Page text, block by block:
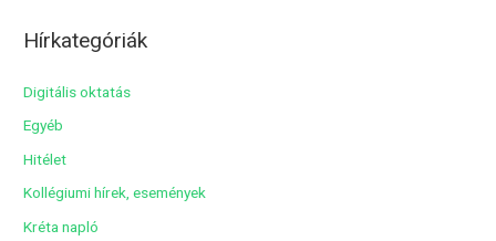
hHírkategóriák
Digitális oktatás
Egyéb
Hitélet
Kollégiumi hírek, események
Kréta napló